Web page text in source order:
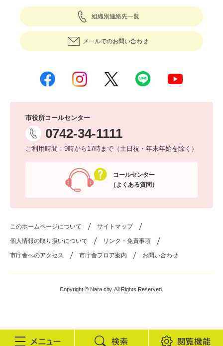
組織別連絡先一覧
メールでのお問い合わせ
市役所コールセンター
0742-34-1111
ご利用時間：9時から17時まで（土日祝・年末年始を除く）
コールセンター
（よくある質問）
このホームページについて サイトマップ
個人情報の取り扱いについて リンク・免責事項
市庁舎へのアクセス 市庁舎フロア案内 お問い合わせ
Copyright © Nara city. All Rights Reserved.